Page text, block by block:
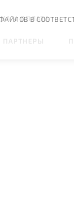
И ОПЛАТА
ПАРТНЕРЫ
В